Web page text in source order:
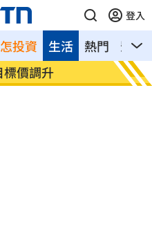
登入
投資 熱門 影音
生活
價調升 俄軍